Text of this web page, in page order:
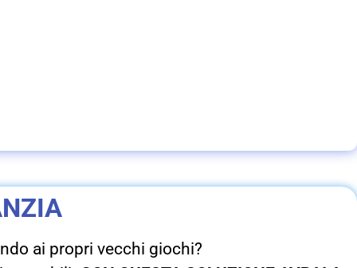
ai propri vecchi giochi?